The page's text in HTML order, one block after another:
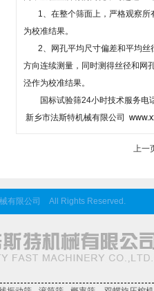
1、在整个筛面上，严格观察所
为校准结果。
2、网孔平均尺寸偏差和平均丝
方向连续测量，同时测得丝径和网
泾作为校准结果。
国标试验筛24小时技术服务电
新乡市法斯特机械有限公司
上一
有限公司 All Rights Reserved.